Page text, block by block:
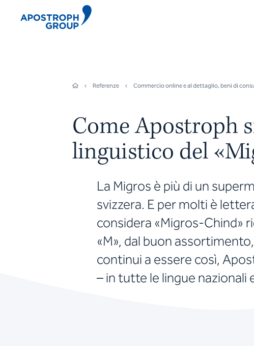
Referenze Commercio online e al dettaglio, beni di
Come Apostroph
linguistico del
La Migros è più di un
svizzera. E per molti è
considera «Migros-Chind»
«M», dal buon
continui a essere così,
– in tutte le lingue nazionali